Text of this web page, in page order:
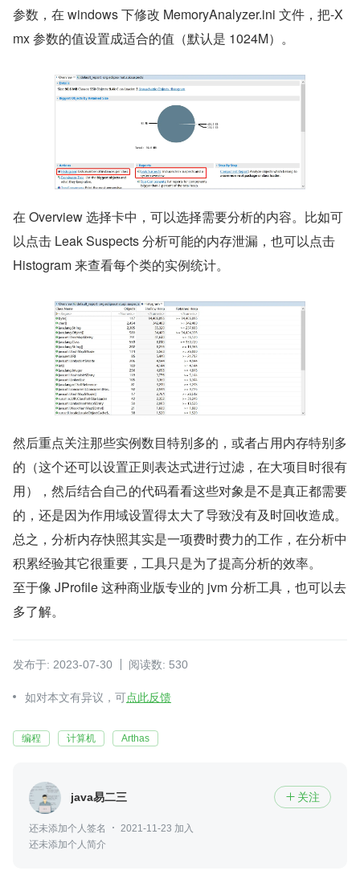
参数，在 windows 下修改 MemoryAnalyzer.ini 文件，把-X
mx 参数的值设置成适合的值（默认是 1024M）。
在 Overview 选择卡中，可以选择需要分析的内容。比如可
以点击 Leak Suspects 分析可能的内存泄漏，也可以点击
Histogram 来查看每个类的实例统计。
然后重点关注那些实例数目特别多的，或者占用内存特别多
的（这个还可以设置正则表达式进行过滤，在大项目时很有
用），然后结合自己的代码看看这些对象是不是真正都需要
的，还是因为作用域设置得太大了导致没有及时回收造成。
总之，分析内存快照其实是一项费时费力的工作，在分析中
积累经验其它很重要，工具只是为了提高分析的效率。
至于像 JProfile 这种商业版专业的 jvm 分析工具，也可以去
多了解。
发布于: 2023-07-30 阅读数: 530
如对本文有异议，可点此反馈
编程 计算机 Arthas
java易二三  关注
还未添加个人签名
2021-11-23 加入
还未添加个人简介